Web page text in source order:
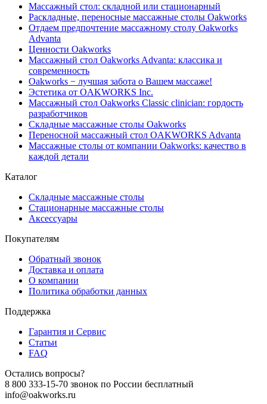
Массажный стол: складной или стационарный
Раскладные, переносные массажные столы Oakworks
Отдаем предпочтение массажному столу Oakworks
Advanta
Ценности Oakworks
Массажный стол Oakworks Advanta: классика и
современность
Oakworks − лучшая забота о Вашем массаже!
Эстетика от OAKWORKS Inc.
Массажный стол Oakworks Classic clinician: гордость
разработчиков
Складные массажные столы Oakworks
Переносной массажный стол OAKWORKS Advanta
Массажные столы от компании Oakworks: качество в
каждой детали
Каталог
Складные массажные столы
Стационарные массажные столы
Аксессуары
Покупателям
Обратный звонок
Доставка и оплата
О компании
Политика обработки данных
Поддержка
Гарантия и Сервис
Статьи
FAQ
Остались вопросы?
8 800 333-15-70 звонок по России бесплатный
info@oakworks.ru